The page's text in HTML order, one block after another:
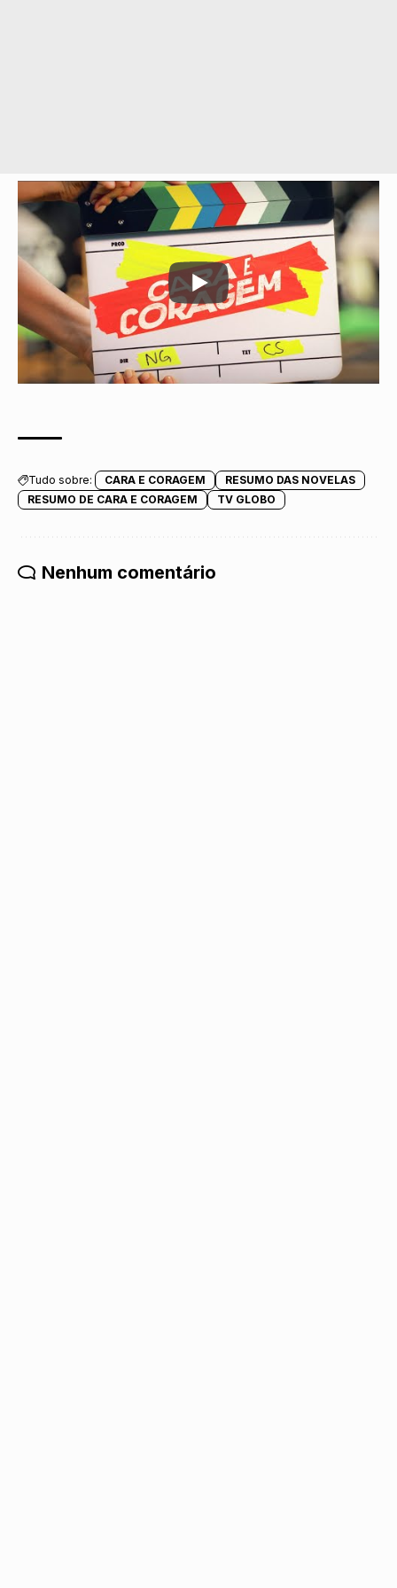
Tudo sobre: CARA E CORAGEM
RESUMO DAS NOVELAS
RESUMO DE CARA E CORAGEM
TV GLOBO
Nenhum comentário